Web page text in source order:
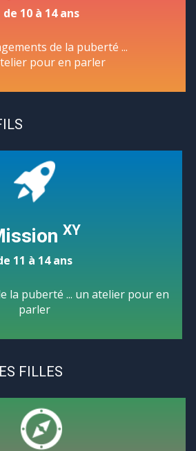
de 10 à 14 ans
de la puberté ...
pour en parler
XY
11 à 14 ans
la puberté ... un atelier pour en
parler
FILLES